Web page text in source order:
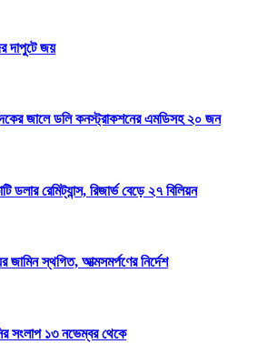
দাপুটে জয়
জালে ডলি কনস্ট্রাকশনের এমডিসহ ২০ জন
রেমিট্যান্স, রিজার্ভ বেড়ে ২৭ বিলিয়ন
স্থগিত, আত্মসমর্পণের নির্দেশ
সংলাপ ১৩ নভেম্বর থেকে